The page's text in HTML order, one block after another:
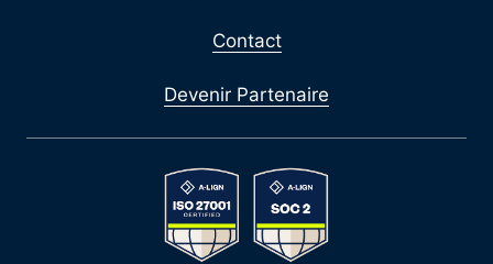
Contact
Devenir Partenaire